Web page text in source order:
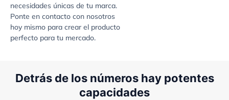
necesidades únicas de tu marca.
Ponte en contacto con nosotros
hoy mismo para crear el producto
perfecto para tu mercado.
Detrás de los números hay potentes
capacidades